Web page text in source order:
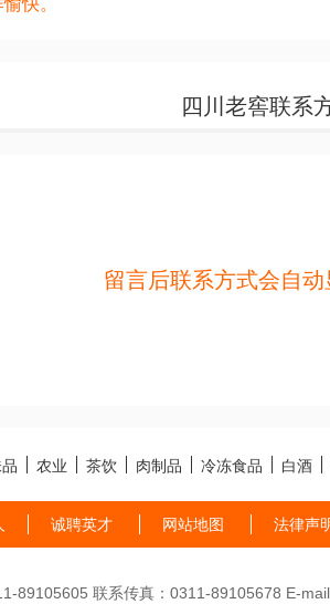
快。
四川老窖联系
留言后联系方式会自
农业 茶饮 肉制品 冷冻食品 白酒
诚聘英才 网站地图 法律声
89105605 联系传真：0311-89105678 E-